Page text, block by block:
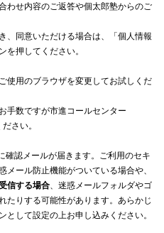
わせ内容のご返答や個太郎塾からのご
、同意いただける場合は、「個人情報
を押してください。
使用のブラウザを変更してお試しくだ
手数ですが市進コールセンター
さい。
認メールが届きます。ご利用のセキ
メール防止機能がついている場合や、
信する場合 、迷惑メールフォルダやゴ
たりする可能性があります。あらかじ
して設定の上お申し込みください。